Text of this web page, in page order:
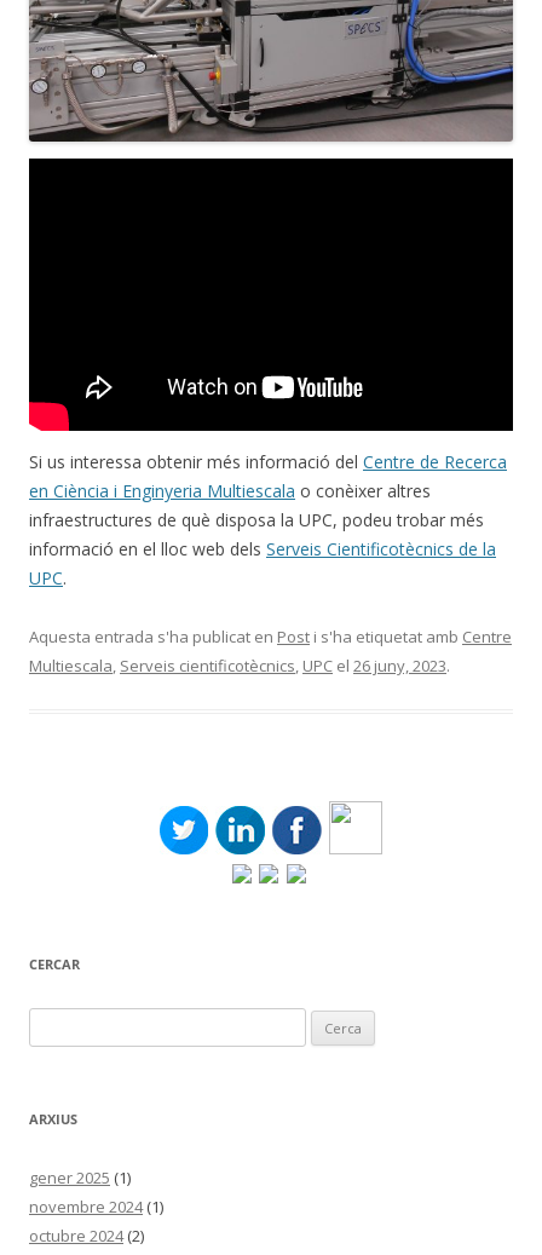
Si us interessa obtenir més informació del Centre de Recerca
en Ciència i Enginyeria Multiescala o conèixer altres
infraestructures de què disposa la UPC, podeu trobar més
informació en el lloc web dels Serveis Cientificotècnics de la
UPC.
Aquesta entrada s'ha publicat en Post i s'ha etiquetat amb Centre
Multiescala, Serveis cientificotècnics, UPC el 26 juny, 2023.
CERCAR
ARXIUS
gener 2025 (1)
novembre 2024(1)
octubre 2024(2)